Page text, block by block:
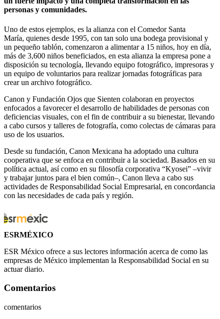
personas y comunidades.
Uno de estos ejemplos, es la alianza con el Comedor Santa
María, quienes desde 1995, con tan solo una bodega provisional y
un pequeño tablón, comenzaron a alimentar a 15 niños, hoy en día,
más de 3,600 niños beneficiados, en esta alianza la empresa pone a
disposición su tecnología, llevando equipo fotográfico, impresoras y
un equipo de voluntarios para realizar jornadas fotográficas para
crear un archivo fotográfico.
Canon y Fundación Ojos que Sienten colaboran en proyectos
enfocados a favorecer el desarrollo de habilidades de personas con
deficiencias visuales, con el fin de contribuir a su bienestar, llevando
a cabo cursos y talleres de fotografía, como colectas de cámaras para
uso de los usuarios.
Desde su fundación, Canon Mexicana ha adoptado una cultura
cooperativa que se enfoca en contribuir a la sociedad. Basados en su
política actual, así como en su filosofía corporativa “Kyosei” –vivir
y trabajar juntos para el bien común–, Canon lleva a cabo sus
actividades de Responsabilidad Social Empresarial, en concordancia
con las necesidades de cada país y región.
ESRMÉXICO
ESR México ofrece a sus lectores información acerca de como las
empresas de México implementan la Responsabilidad Social en su
actuar diario.
Comentarios
comentarios